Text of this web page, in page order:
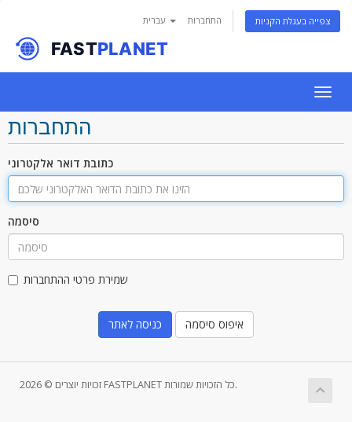
התחברות צפייה בעגלת הקניות
התחברות
כתובת דואר אלקטרוני
סיסמה
שמירת פרטי ההתחברות
איפוס סיסמה
זכויות יוצרים © 2026 FASTPLANET כל הזכויות שמורות.